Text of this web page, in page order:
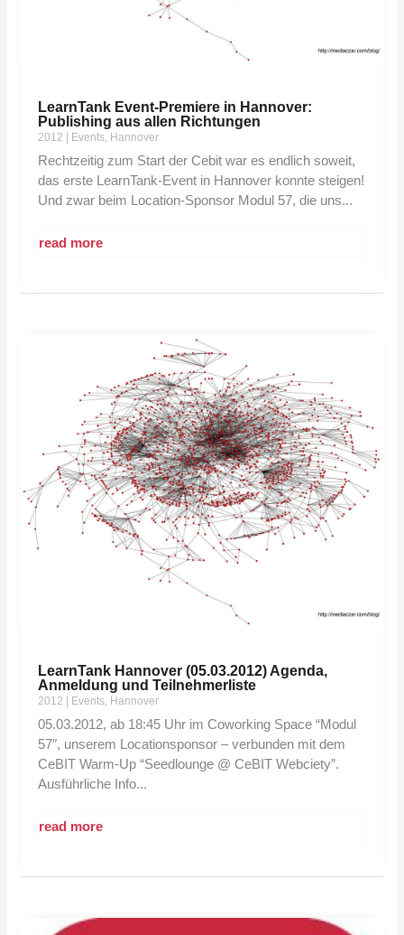
LearnTank Event-Premiere in Hannover:
Publishing aus allen Richtungen
2012 | Events Hannover
Rechtzeitig zum Start der Cebit war es endlich soweit,
das erste LearnTank-Event in Hannover konnte steigen!
Und zwar beim Location-Sponsor Modul 57, die uns...
read more
LearnTank Hannover (05.03.2012) Agenda,
Anmeldung und Teilnehmerliste
2012 | Events, Hannover
05.03.2012, ab 18:45 Uhr im Coworking Space “Modul
57″, unserem Locationsponsor – verbunden mit dem
CeBIT Warm-Up “Seedlounge @ CeBIT Webciety”.
Ausführliche Info...
read more